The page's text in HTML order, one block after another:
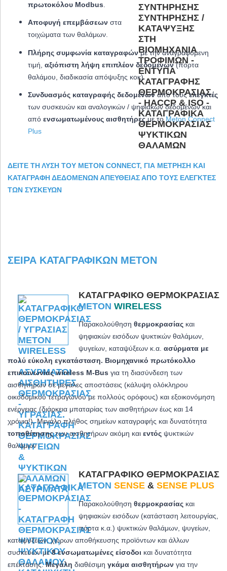
πρωτοκόλου Modbus
Αποφυγή επεμβάσεων στα
τοιχώματα των θαλάμων.
Πλήρης συμφωνία καταγραφώνμε την αναγραφόμενη
τιμή, αξιόπιστη λήψη επιπλέον δεδομένων(πόρτα
θαλάμου, διαδικασία απόψυξης κοκ).
Συνδυασμός καταγραφής δεδομένων από τουςελεγκτές
των συσκευών και αναλογικών / ψηφιακών δεδομένων και
από ενσωματωμένους αισθητήρεςμε τοMeton Connect
Plus
ΔΕΊΤΕ ΤΗ ΛΎΣΗ ΤΟΥ METON CONNECT, ΓΙΑ ΜΈΤΡΗΣΗ ΚΑΙ
ΚΑΤΑΓΡΑΦΉ ΔΕΔΟΜΈΝΩΝΑΠΕΥΘΕΊΑΣ ΑΠΌ ΤΟΥΣ ΕΛΕΓΚΤΈΣ
ΤΩΝ ΣΥΣΚΕΥΏΝ
ΣΕΙΡΆ ΚΑΤΑΓΡΑΦΙΚΏΝ METON
ΚΑΤΑΓΡΑΦΙΚΌ ΘΕΡΜΟΚΡΑΣΊΑΣ
METON WIRELESS
Παρακολούθηση θερμοκρασίας και
ψηφιακών εισόδων ψυκτικών θαλάμων,
ψυγείων, καταψύξεων κ.α. ασύρματα με
πολύ εύκολη εγκατάσταση. Βιομηχανικό πρωτόκολλο
επικοινωνίας wireless M-Bus για τη διασύνδεση των
αισθητήρων σε μεγάλες αποστάσεις (κάλυψη ολόκληρου
οικοδομικού τετραγώνου με πολλούς ορόφους) και εξοικονόμηση
ενέργειας (διάρκεια μπαταρίας των αισθητήρων έως και 14
χρόνια!). Μεγάλο πλήθος σημείων καταγραφής και δυνατότητα
τοποθέτησηςτων αισθητήρων ακόμη και εντός ψυκτικών
θαλάμων
ΚΑΤΑΓΡΑΦΙΚΌ ΘΕΡΜΟΚΡΑΣΊΑΣ
METON SENSE & SENSE PLUS
Παρακολούθηση θερμοκρασίας και
ψηφιακών εισόδων (κατάσταση λειτουργίας,
πόρτα κ.α.) ψυκτικών θαλάμων, ψυγείων,
καταψύξεων, χώρων αποθήκευσης προϊόντων και άλλων
συσκευών με8 ενσωματωμένες είσοδοι και δυνατότητα
επέκτασης.Μεγάλη διαθέσιμη γκάμα αισθητήρων για την